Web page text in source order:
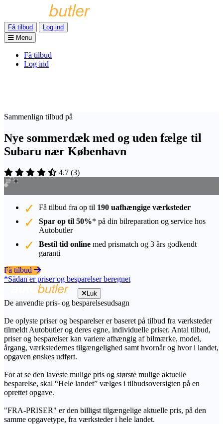
Få tilbud
Log ind
Menu
Få tilbud
Log ind
Sammenlign tilbud på
Nye sommerdæk med og uden fælge til
Subaru nær København
4.7 (3)
Få tilbud fra op til 190 uafhængige værksteder
Spar op til 50%* på din bilreparation og service hos
Autobutler
Bestil tid online med prismatch og 3 års godkendt
garanti
Få tilbud
*Sådan er priser og besparelser beregnet
Luk
De anvendte pris- og besparelsesudsagn
De oplyste priser og besparelser er baseret på tilbud fra værksteder
tilmeldt Autobutler og deres egne, individuelle priser. Antal tilbud,
priser og besparelser kan variere afhængig af bilmærke, model,
årgang, værkstedernes tilgængelighed samt hvornår og hvor i landet,
opgaven ønskes udført.
For at se den laveste mulige pris og største mulige aktuelle
besparelse, skal “Hele landet” vælges i tilbudsoversigten på en
oprettet opgave.
"FRA-PRISER" er den billigst tilgængelige aktuelle pris, på den
samme opgavetype, fra værksteder i hele landet.